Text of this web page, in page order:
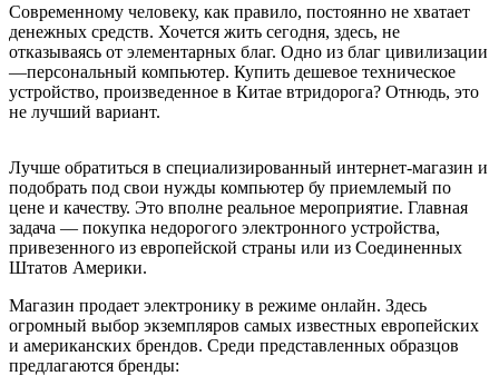
Современному человеку, как правило, постоянно не хватает
денежных средств. Хочется жить сегодня, здесь, не
отказываясь от элементарных благ. Одно из благ цивилизации
—персональный компьютер. Купить дешевое техническое
устройство, произведенное в Китае втридорога? Отнюдь, это
не лучший вариант.
Лучше обратиться в специализированный интернет-магазин и
подобрать под свои нужды компьютер бу приемлемый по
цене и качеству. Это вполне реальное мероприятие. Главная
задача — покупка недорогого электронного устройства,
привезенного из европейской страны или из Соединенных
Штатов Америки.
Магазин продает электронику в режиме онлайн. Здесь
огромный выбор экземпляров самых известных европейских
и американских брендов. Среди представленных образцов
предлагаются бренды: